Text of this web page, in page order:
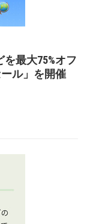
を最大75%オフ
ール」を開催